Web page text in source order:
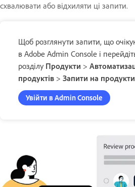
схвалювати або відхиляти ці запити.
Щоб розглянути запити, що
в Adobe Admin Console і
розділу Продукти >
продуктів > Запити на продукти
Увійти в Admin Console